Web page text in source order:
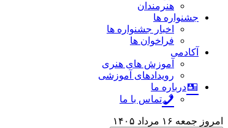
هنرمندان
جشنواره ها
اخبار جشنواره ها
فراخوان ها
آکادمی
آموزش های هنری
رویدادهای آموزشی
درباره ما
تماس با ما
امروز جمعه ۱۶ مرداد ۱۴۰۵